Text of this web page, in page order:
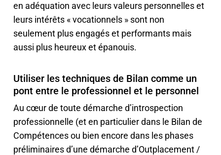
en adéquation avec leurs valeurs personnelles et
leurs intérêts « vocationnels » sont non
seulement plus engagés et performants mais
aussi plus heureux et épanouis.
Utiliser les techniques de Bilan comme un
pont entre le professionnel et le personnel
Au cœur de toute démarche d’introspection
professionnelle (et en particulier dans le Bilan de
Compétences ou bien encore dans les phases
préliminaires d’une démarche d’Outplacement /